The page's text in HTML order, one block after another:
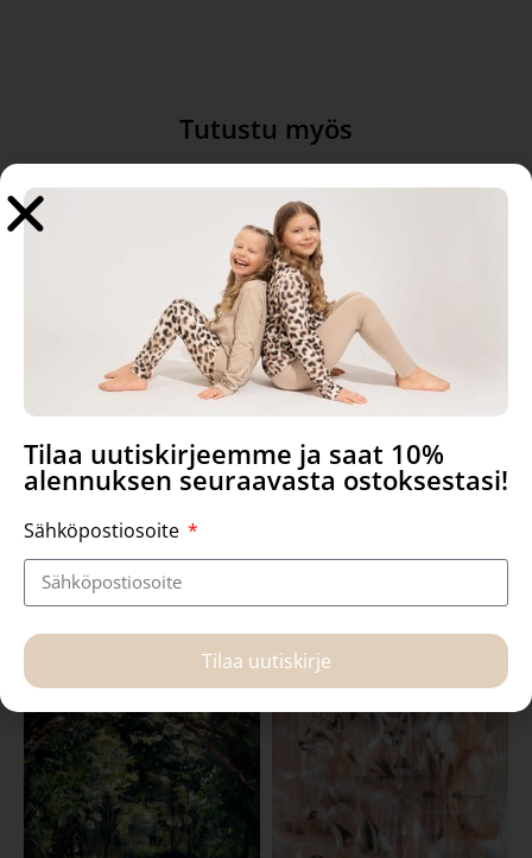
Tutustu myös
”Satumetsä”, kortti
2,00€
Lue lisää
”Bloom”, kortti
Tilaa uutiskirjeemme ja saat 10%
alennuksen seuraavasta ostoksestasi!
Sähköpostiosoite
Tilaa uutiskirje